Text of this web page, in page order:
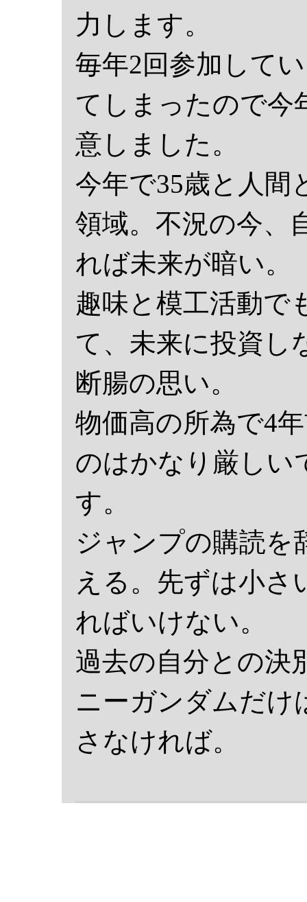
力します。
毎年2回参加して
てしまったので今
意しました。
今年で35歳と人間
領域。不況の今、
れば未来が暗い。
趣味と模工活動で
て、未来に投資し
断腸の思い。
物価高の所為で4
のはかなり厳しい
す。
ジャンプの購読を
える。先ずは小さ
ればいけない。
過去の自分との決
ニーガンダムだけ
さなければ。